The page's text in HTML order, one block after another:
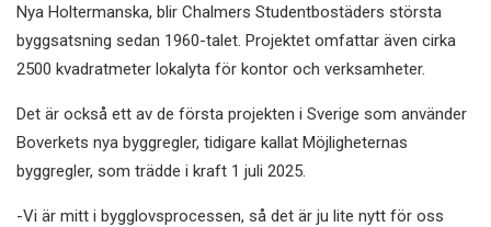
Nya Holtermanska, blir Chalmers Studentbostäders största
byggsatsning sedan 1960-talet. Projektet omfattar även cirka
2500 kvadratmeter lokalyta för kontor och verksamheter.
Det är också ett av de första projekten i Sverige som använder
Boverkets nya byggregler, tidigare kallat Möjligheternas
byggregler, som trädde i kraft 1 juli 2025.
-Vi är mitt i bygglovsprocessen, så det är ju lite nytt för oss